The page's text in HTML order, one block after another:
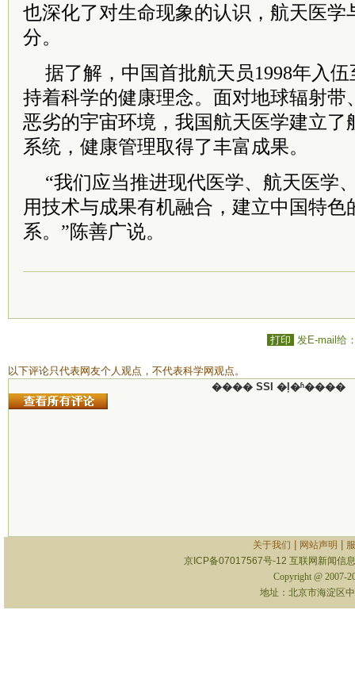
也深化了对生命现象的认识，航天医学
分。
据了解，中国首批航天员1998年入
持着科学的健康理念。面对地球辐射带
恶劣的宇宙环境，我国航天医学建立了
系统，健康管理取得了丰富成果。
“我们应当推进现代医学、航天医学
用技术与成果有机融合，建立中国特色
系。”陈善广说。
打印 发E-mail给
以下评论只代表网友个人观点，不代表科学网观点。
���� SSI �ļ�ʱ����
关于我们 网站声明
京ICP备07017567号-12 互联网新闻信
Copyright @ 2007-
地址：北京市海淀区